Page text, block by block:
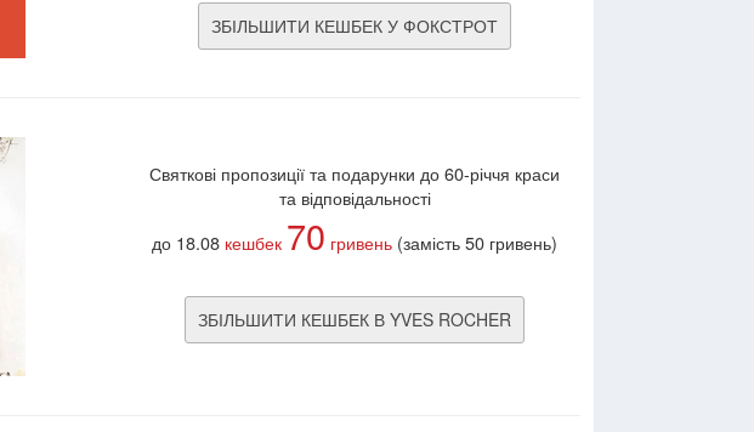
ЗБІЛЬШИТИ КЕШБЕК У ФОКСТРОТ
Святкові пропозиції та подарунки до 60-річчя краси
та відповідальності
до 18.08 кешбек 70 гривень (замість 50 гривень)
ЗБІЛЬШИТИ КЕШБЕК В YVES ROCHER